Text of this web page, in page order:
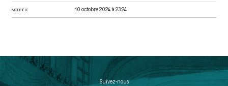
MODIFIÉ LE 10 octobre 2024 à 23:24
Suivez-nous